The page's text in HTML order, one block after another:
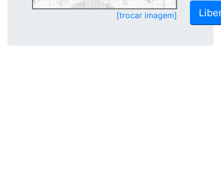
[trocar imagem]